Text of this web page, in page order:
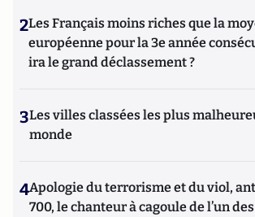
2Les Français moins riches que la
européenne pour la 3e année
ira le grand déclassement ?
3Les villes classées les plus
monde
4Apologie du terrorisme et du viol,
700, le chanteur à cagoule de l’un